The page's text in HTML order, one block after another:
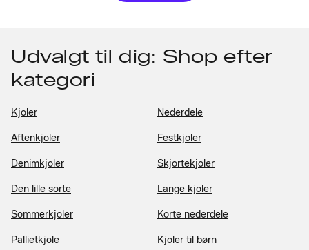
Udvalgt til dig: Shop efter
kategori
Kjoler Nederdele
Aftenkjoler Festkjoler
Denimkjoler Skjortekjoler
Den lille sorte Lange kjoler
Sommerkjoler Korte nederdele
Pallietkjole Kjoler til børn